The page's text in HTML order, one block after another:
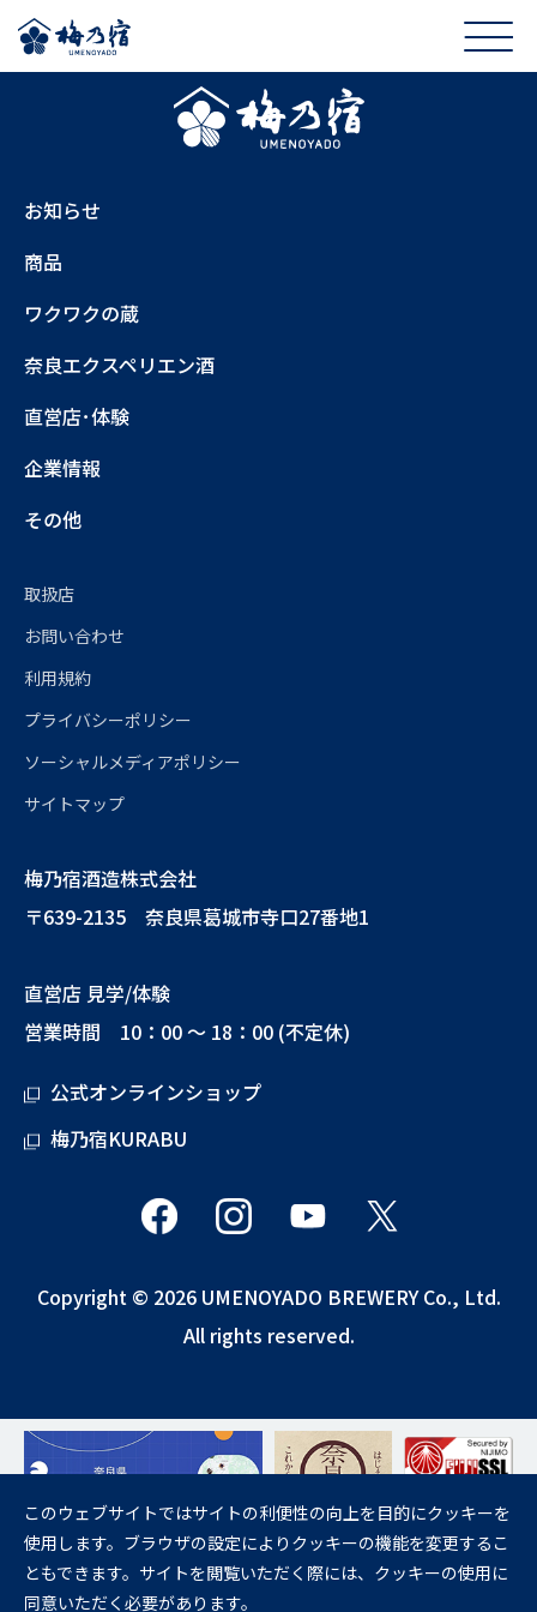
お知らせ
商品
ワクワクの蔵
奈良エクスペリエン酒
直営店･体験
企業情報
その他
取扱店
お問い合わせ
利用規約
プライバシーポリシー
ソーシャルメディアポリシー
サイトマップ
梅乃宿酒造株式会社
〒639-2135 奈良県葛城市寺口27番地1
直営店 見学/体験
営業時間 10：00 ～ 18：00 (不定休)
公式オンラインショップ
梅乃宿KURABU
Copyright © 2026 UMENOYADO BREWERY Co., Ltd.
All rights reserved.
飲酒は20歳になってから。
妊娠中や授乳期の飲酒は、胎児・乳児の発育に悪影響を与えるおそれが
あります。
このウェブサイトではサイトの利便性の向上を目的にクッキーを
使用します。ブラウザの設定によりクッキーの機能を変更するこ
ともできます。サイトを閲覧いただく際には、クッキーの使用に
同意いただく必要があります。